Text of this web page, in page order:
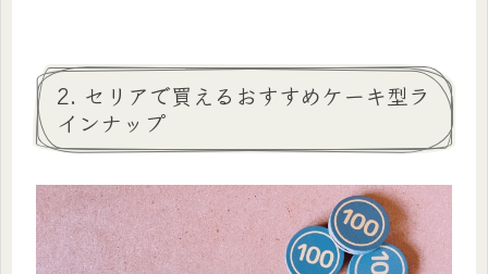
2. セリアで買えるおすすめケーキ型ラ
インナップ